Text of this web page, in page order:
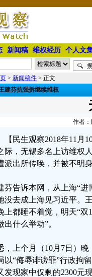
新闻稿 维权经历 个人文
> 新闻稿件 > 正文
建芬抗强拆继续维权
作者：
【民生观察2018年11月
际，无锡多名上访维权
派出所传唤，并被不明
芬告诉本网，从上海“
没去成上海见习近平。
上都睡不着觉，明天“
出什么举动”。
，上个月（10月7日）
以“侮辱诽谤罪”行政拘
发现家中仅剩的2300元